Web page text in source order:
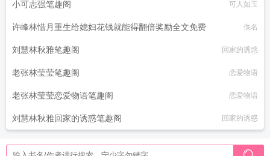
小可志强笔趣阁 可人如玉
许峰林惜月重生给媳妇花钱就能得翻倍奖励全文免费 佚名
刘慧林秋雅笔趣阁 回家的诱惑
老张林莹莹笔趣阁 恋爱物语
老张林莹莹恋爱物语笔趣阁 恋爱物语
刘慧林秋雅回家的诱惑笔趣阁 回家的诱惑